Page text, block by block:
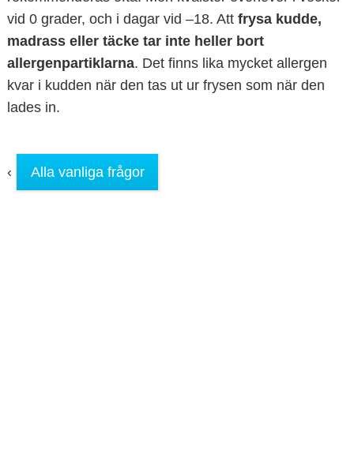
vid 0 grader, och i dagar vid –18. Att frysa kudde,
madrass eller täcke tar inte heller bort
allergenpartiklarna. Det finns lika mycket allergen
kvar i kudden när den tas ut ur frysen som när den
lades in.
‹ Alla vanliga frågor